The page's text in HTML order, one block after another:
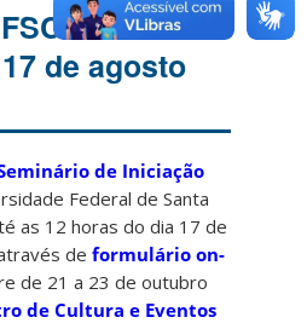
abre
de agosto
de Iniciação
Federal de Santa
as 12 horas do dia 17 de
deformulário on-
de 21 a 23 de outubro
de Cultura e Eventos